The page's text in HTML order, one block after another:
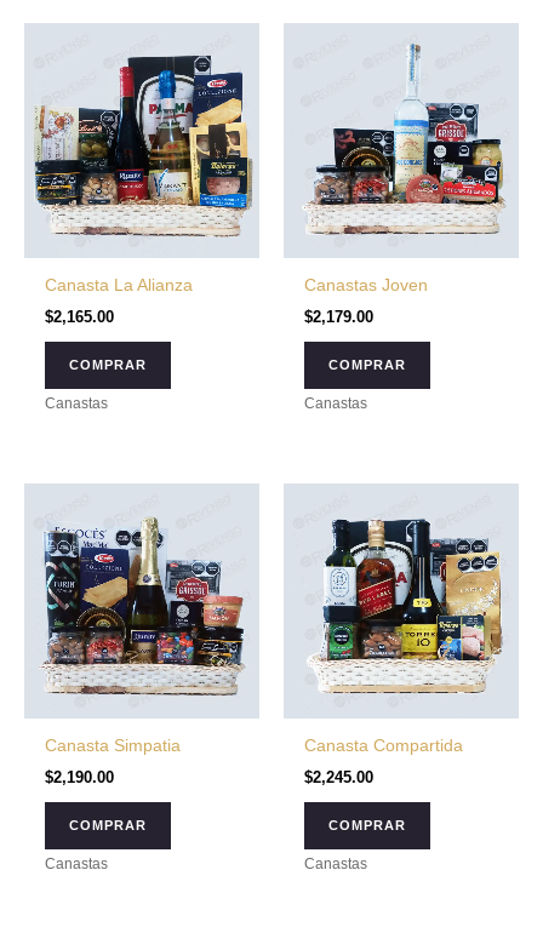
Canasta La Alianza
$2,165.00
COMPRAR
Canastas
Canastas Joven
$2,179.00
COMPRAR
Canastas
Canasta Simpatia
$2,190.00
COMPRAR
Canastas
Canasta Compartida
$2,245.00
COMPRAR
Canastas